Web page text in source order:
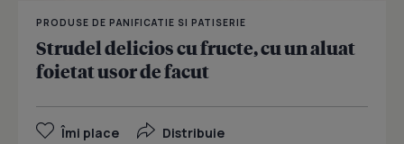
PRODUSE DE PANIFICATIE SI PATISERIE
Strudel delicios cu fructe, cu un aluat
foietat usor de facut
Îmi place Distribuie